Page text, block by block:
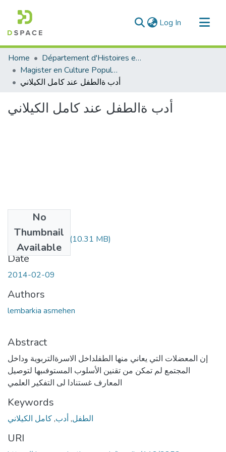
Log In (current)
Communities & Collections
All of DSpace
Statistics
Home
Département d'Histoires et Arts
Magister en Culture Populaire
أدب ةالطفل عند كامل الكيلاني
أدب ةالطفل عند كامل الكيلاني
No
Thumbnail
Available
LEMBARKIA.pdf (10.31 MB)
Date
2014-02-09
Authors
lembarkia asmehen
Abstract
إن المعضلات التي يعاني منها الطفلداخل الاسرةالتربوية وداخل
المجتمع لم تمكن من تقنين الأسلوب المستوفىبها لتوصيل
المعارف غستنادا لى التفكير العلمي
Keywords
الطفل, أدب,كامل الكيلاني
URI